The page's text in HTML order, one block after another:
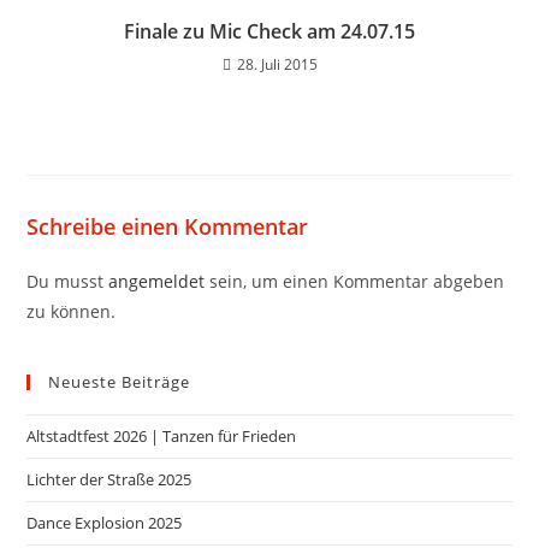
Finale zu Mic Check am 24.07.15
28. Juli 2015
Schreibe einen Kommentar
Du musstangemeldet sein, um einen Kommentar abgeben
zu können.
Neueste Beiträge
Altstadtfest 2026 | Tanzen für Frieden
Lichter der Straße 2025
Dance Explosion 2025